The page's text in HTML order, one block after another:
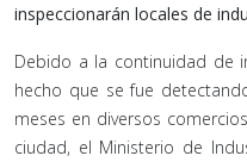
inspeccionarán locales de
Debido a la continuidad de
hecho que se fue
meses en diversos
ciudad, el Ministerio de